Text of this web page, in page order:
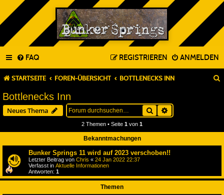
FAQ ANMELDEN
REGISTRIEREN
STARTSEITE FOREN-ÜBERSICHT BOTTLENECKS INN
Bottlenecks Inn
Neues Thema Suche
2 Themen • Seite 1 von 1
Bekanntmachungen
Bunker Springs 11 wird auf 2023 verschoben!!
Letzter Beitrag von Chris « 24 Jan 2022 22:37
Verfasst in Aktuelle Informationen
Antworten: 1
Themen